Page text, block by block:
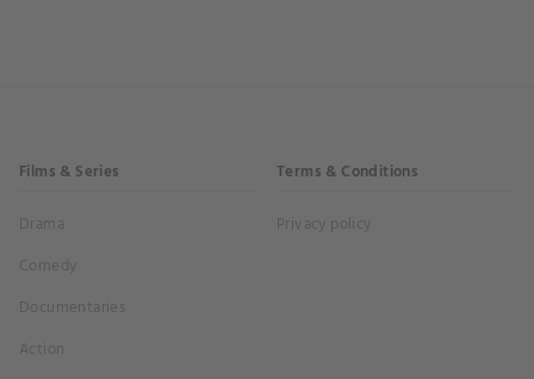
Films & Series
Drama
Comedy
Documentaries
Action
Terms & Conditions
Privacy policy